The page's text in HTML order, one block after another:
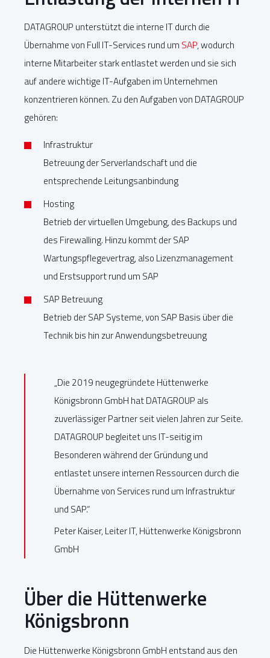
DATAGROUP unterstützt die interne IT durch die
Übernahme von Full IT-Services rund um SAP, wodurch
interne Mitarbeiter stark entlastet werden und sie sich
auf andere wichtige IT-Aufgaben im Unternehmen
konzentrieren können. Zu den Aufgaben von DATAGROUP
gehören:
Infrastruktur
Betreuung der Serverlandschaft und die
entsprechende Leitungsanbindung
Hosting
Betrieb der virtuellen Umgebung, des Backups und
des Firewalling. Hinzu kommt der SAP
Wartungspflegevertrag, also Lizenzmanagement
und Erstsupport rund um SAP
SAP Betreuung
Betrieb der SAP Systeme, von SAP Basis über die
Technik bis hin zur Anwendungsbetreuung
„Die 2019 neugegründete Hüttenwerke
Königsbronn GmbH hat DATAGROUP als
zuverlässiger Partner seit vielen Jahren zur Seite.
DATAGROUP begleitet uns IT-seitig im
Besonderen während der Gründung und
entlastet unsere internen Ressourcen durch die
Übernahme von Services rund um Infrastruktur
und SAP.“
Peter Kaiser, Leiter IT, Hüttenwerke Königsbronn
GmbH
Über die Hüttenwerke
Königsbronn
Die Hüttenwerke Königsbronn GmbH entstand aus den